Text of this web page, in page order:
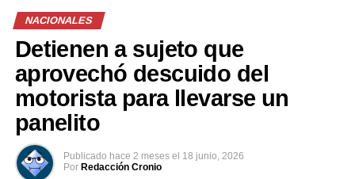
NACIONALES
Detienen a sujeto que
aprovechó descuido del
motorista para llevarse un
panelito
Publicado hace 2 meses el 18 junio, 2026
Por Redacción Cronio